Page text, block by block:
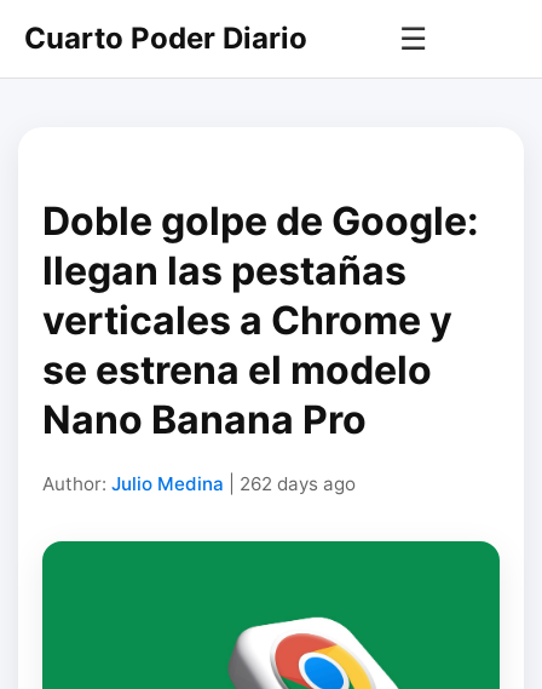
Cuarto Poder Diario ☰
Doble golpe de Google:
llegan las pestañas
verticales a Chrome y
se estrena el modelo
Nano Banana Pro
Author: Julio Medina | 262 days ago